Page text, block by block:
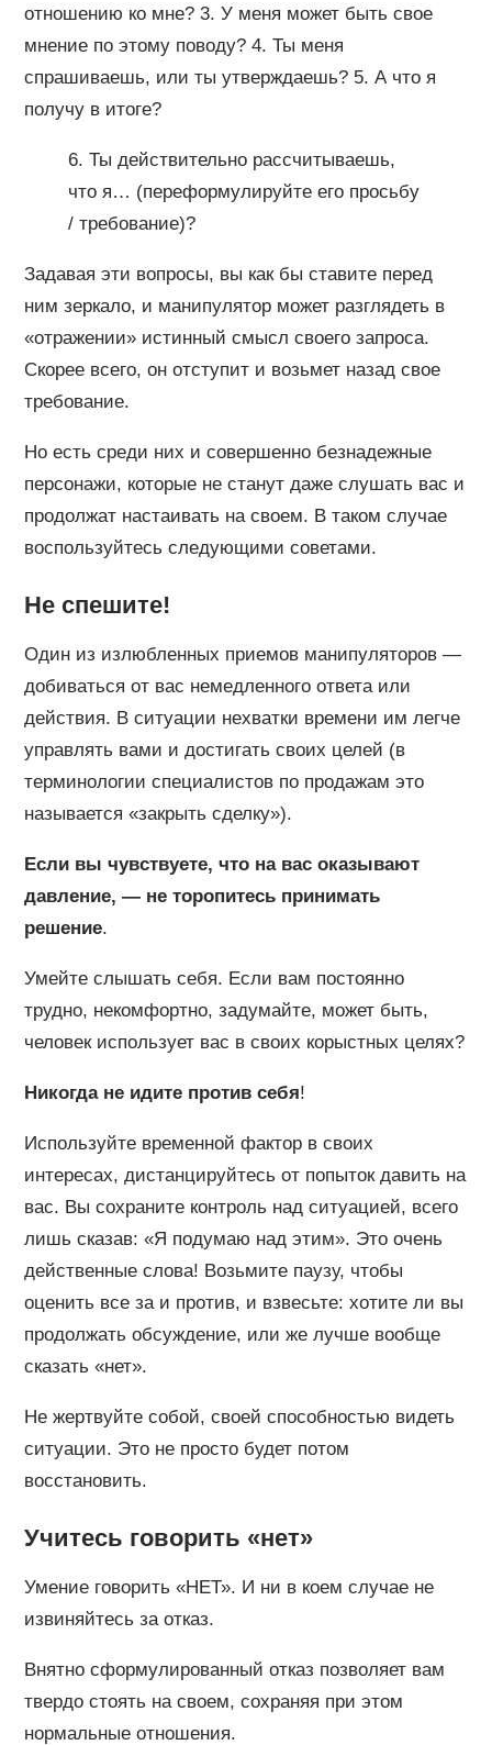
отношению ко мне? 3. У меня может быть свое
мнение по этому поводу? 4. Ты меня
спрашиваешь, или ты утверждаешь? 5. А что я
получу в итоге?
6. Ты действительно рассчитываешь,
что я… (переформулируйте его просьбу
/ требование)?
Задавая эти вопросы, вы как бы ставите перед
ним зеркало, и манипулятор может разглядеть в
«отражении» истинный смысл своего запроса.
Скорее всего, он отступит и возьмет назад свое
требование.
Но есть среди них и совершенно безнадежные
персонажи, которые не станут даже слушать вас и
продолжат настаивать на своем. В таком случае
воспользуйтесь следующими советами.
Не спешите!
Один из излюбленных приемов манипуляторов —
добиваться от вас немедленного ответа или
действия. В ситуации нехватки времени им легче
управлять вами и достигать своих целей (в
терминологии специалистов по продажам это
называется «закрыть сделку»).
Если вы чувствуете, что на вас оказывают
давление, — не торопитесь принимать
решение.
Умейте слышать себя. Если вам постоянно
трудно, некомфортно, задумайте, может быть,
человек использует вас в своих корыстных целях?
Никогда не идите против себя!
Используйте временной фактор в своих
интересах, дистанцируйтесь от попыток давить на
вас. Вы сохраните контроль над ситуацией, всего
лишь сказав: «Я подумаю над этим». Это очень
действенные слова! Возьмите паузу, чтобы
оценить все за и против, и взвесьте: хотите ли вы
продолжать обсуждение, или же лучше вообще
сказать «нет».
Не жертвуйте собой, своей способностью видеть
ситуации. Это не просто будет потом
восстановить.
Учитесь говорить «нет»
Умение говорить «НЕТ». И ни в коем случае не
извиняйтесь за отказ.
Внятно сформулированный отказ позволяет вам
твердо стоять на своем, сохраняя при этом
нормальные отношения.